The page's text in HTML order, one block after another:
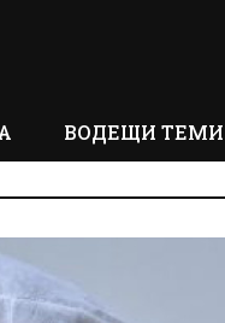
ВОДЕЩИ ТЕМИ